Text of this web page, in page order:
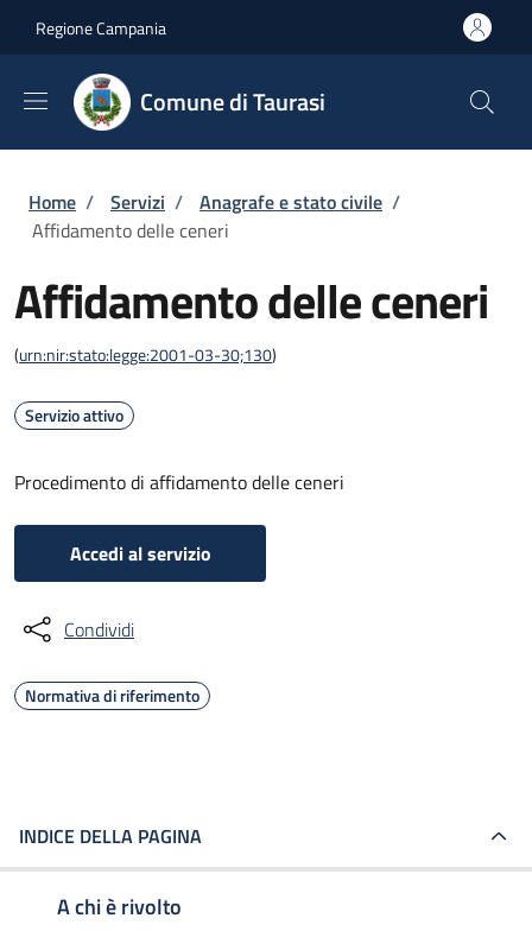
Regione Campania
Comune di Taurasi
Briciole di pane
Home / Servizi / Anagrafe e stato civile /
Affidamento delle ceneri
Affidamento delle ceneri
(urn:nir:stato:legge:2001-03-30;130)
Servizio attivo
Procedimento di affidamento delle ceneri
Accedi al servizio
Condividi
Normativa di riferimento
INDICE DELLA PAGINA
A chi è rivolto